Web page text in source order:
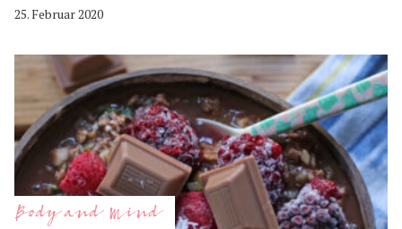
25. Februar 2020
Body and Mind